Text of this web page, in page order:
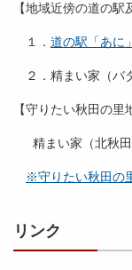
【地域近傍の道の駅
１． 道の駅「あに」
２．精まい家（バ
【守りたい秋田の
精まい家（北秋田
※守りたい秋田の
リンク